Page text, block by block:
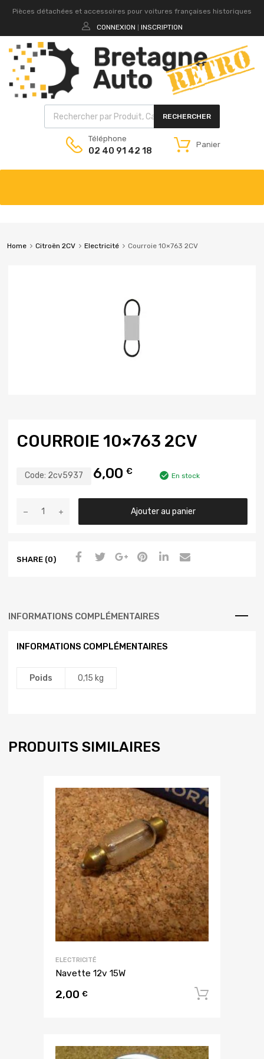
Pièces détachées et accessoires pour voitures françaises historiques
CONNEXION
INSCRIPTION
RECHERCHER
Téléphone
02 40 91 42 18
Panier
Home Citroën 2CV Electricité Courroie 10×763 2CV
COURROIE 10×763 2CV
Code: 2cv5937 6,00 € En stock
Ajouter au panier
SHARE (0)
INFORMATIONS COMPLÉMENTAIRES
INFORMATIONS COMPLÉMENTAIRES
Poids 0,15 kg
PRODUITS SIMILAIRES
ELECTRICITÉ
Navette 12v 15W
2,00 €